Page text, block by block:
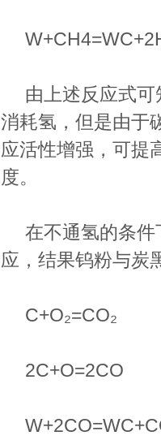
由上述反应式可
消耗氢，但是由于
应活性增强，可提
度。
在不通氢的条件
应，结果钨粉与炭
C+O₂=CO₂
2C+O=2CO